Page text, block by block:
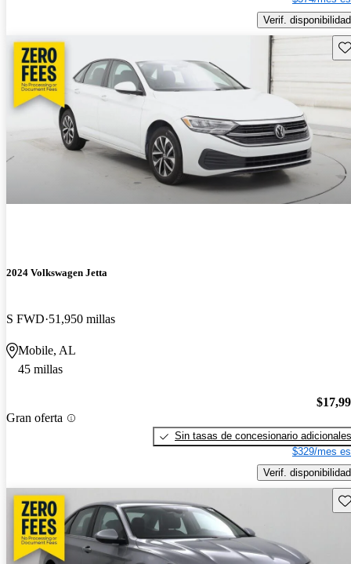
Verif. disponibilidad
2024 Volkswagen Jetta
S FWD 51,950 millas
Mobile, AL
45 millas
Gran oferta
Sin tasas de concesionario adicionales
$329/mes
Verif. disponibilidad